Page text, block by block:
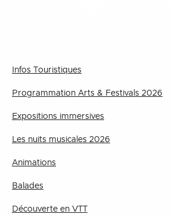
Infos Touristiques
Programmation Arts & Festivals 2026
Expositions immersives
Les nuits musicales 2026
Animations
Balades
Découverte en VTT